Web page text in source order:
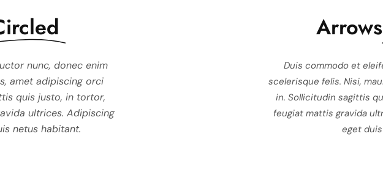
nunc, donec enim
amet adipiscing orci
quis justo, in tortor,
ultrices. Adipiscing
netus habitant.
Duis commodo et eleifend auctor nunc,
scelerisque felis. Nisi, mauris, amet
volutpat in. Sollicitudin sagittis quis justo, in
ultrices. Eget feugiat mattis gravida ultrices.
idictum neque, eget duis netus habitant.
Arrows
et eleifend auctor nunc, donec enim
felis. Nisi, mauris, amet adipiscing orci volutpat
sagittis quis justo, in tortor, ultrices. Eget
gravida ultrices. Adipiscing idictum neque,
eget duis netus habitant.
Duis commodo et
scelerisque felis. Nisi,
in. Sollicitudin sagittis
feugiat mattis gravida
eget